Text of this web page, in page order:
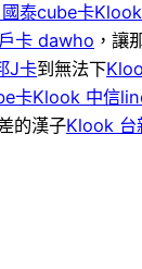
泰cube卡
卡 dawho ，讓
J卡到無法下
卡Klook 中信
的漢子Klook 台